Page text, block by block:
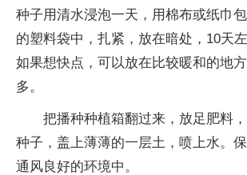
种子用清水浸泡一天，用棉布或纸巾
的塑料袋中，扎紧，放在暗处，10天左
如果想快点，可以放在比较暖和的地
多。
把播种种植箱翻过来，放足肥料
种子，盖上薄薄的一层土，喷上水。保
通风良好的环境中。